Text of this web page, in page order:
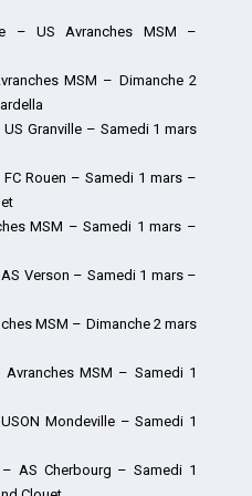
– US Avranches MSM –
MSM – Dimanche 2
Granville – Samedi 1 mars
Rouen – Samedi 1 mars –
MSM – Samedi 1 mars –
Verson – Samedi 1 mars –
MSM – Dimanche 2 mars
MSM – Samedi 1
Mondeville – Samedi 1
AS Cherbourg – Samedi 1